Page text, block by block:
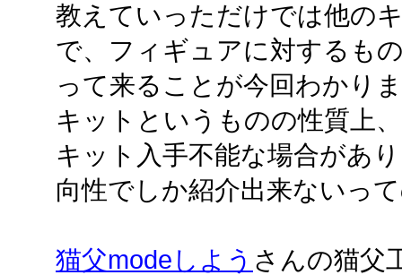
教えていっただけでは他の
で、フィギュアに対するも
って来ることが今回わかり
キットというものの性質上
キット入手不能な場合があ
向性でしか紹介出来ないっ
猫父modeしよう さんの猫父